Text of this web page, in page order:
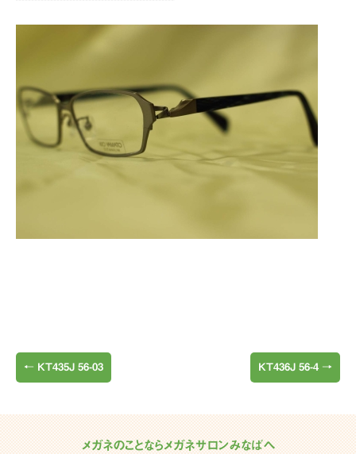
← KT435J 56-03 KT436J 56-4 →
メガネのことならメガネサロンみなばへ